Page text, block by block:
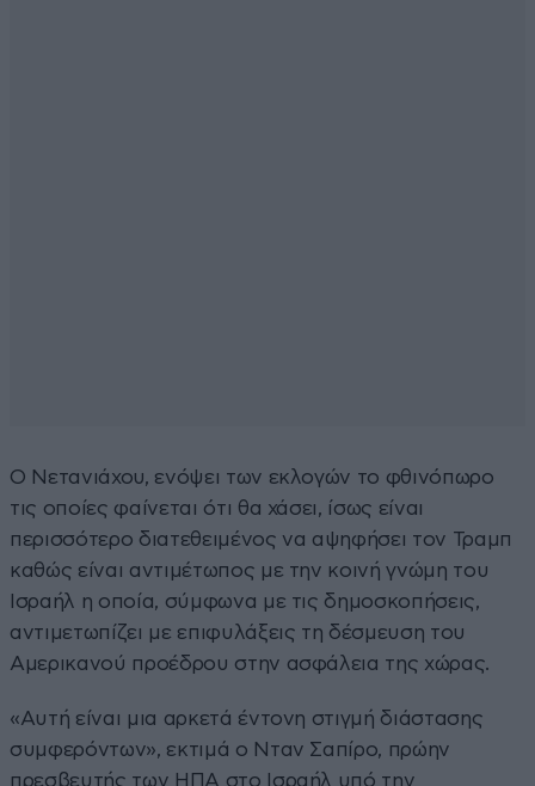
Ο Νετανιάχου, ενόψει των εκλογών το φθινόπωρο
τις οποίες φαίνεται ότι θα χάσει, ίσως είναι
περισσότερο διατεθειμένος να αψηφήσει τον Τραμπ
καθώς είναι αντιμέτωπος με την κοινή γνώμη του
Ισραήλ η οποία, σύμφωνα με τις δημοσκοπήσεις,
αντιμετωπίζει με επιφυλάξεις τη δέσμευση του
Αμερικανού προέδρου στην ασφάλεια της χώρας.
«Αυτή είναι μια αρκετά έντονη στιγμή διάστασης
συμφερόντων», εκτιμά ο Νταν Σαπίρο, πρώην
πρεσβευτής των ΗΠΑ στο Ισραήλ υπό την